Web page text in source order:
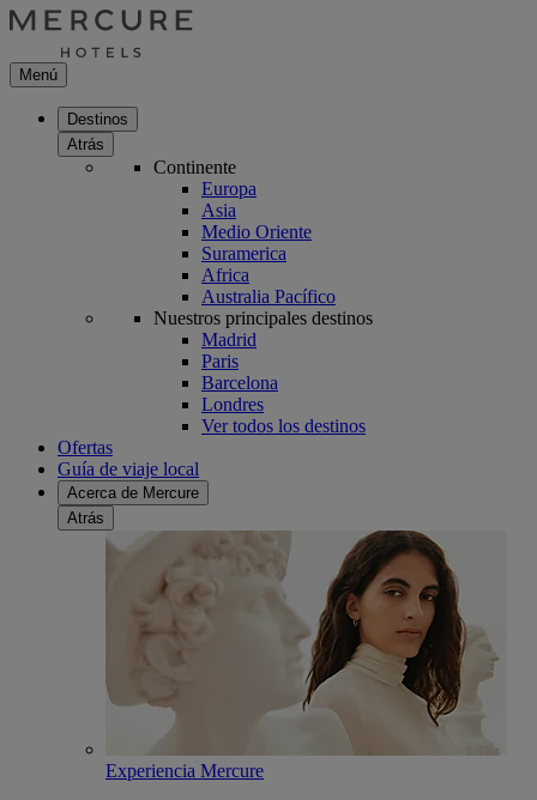
Menú
Destinos
Atrás
Continente
Europa
Asia
Medio Oriente
Suramerica
Africa
Australia Pacífico
Nuestros principales destinos
Madrid
Paris
Barcelona
Londres
Ver todos los destinos
Ofertas
Guía de viaje local
Acerca de Mercure
Atrás
Experiencia Mercure